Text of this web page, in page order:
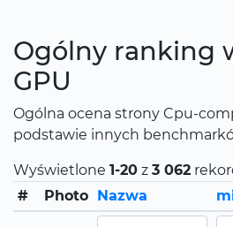
Ogólny ranking
GPU
Ogólna ocena strony Cpu-
podstawie innych
Wyświetlone 1-20 z 3 062
#
Photo Nazwa